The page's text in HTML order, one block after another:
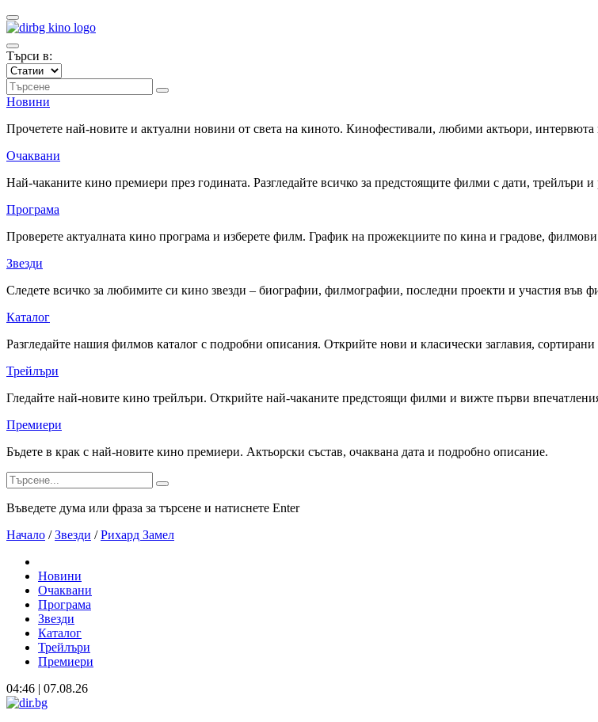
Търси в:
Новини
Прочетете най-новите и актуални новини от света на киното. Кинофестивали, любими актьори,
Очаквани
Най-чаканите кино премиери през годината. Разгледайте всичко за предстоящите филми с дати, трейлъри и
Програма
Проверете актуалната кино програма и изберете филм. График на прожекциите по кина и градове,
Звезди
Следете всичко за любимите си кино звезди – биографии, филмографии, последни проекти и участия във
Каталог
Разгледайте нашия филмов каталог с подробни описания. Открийте нови и класически заглавия,
Трейлъри
Гледайте най-новите кино трейлъри. Открийте най-чаканите предстоящи филми и вижте първи
Премиери
Бъдете в крак с най-новите кино премиери. Актьорски състав, очаквана дата и подробно описание.
Въведете дума или фраза за търсене и натиснете Enter
Начало / Звезди / Рихард Замел
Новини
Очаквани
Програма
Звезди
Каталог
Трейлъри
Премиери
04:46 | 07.08.26